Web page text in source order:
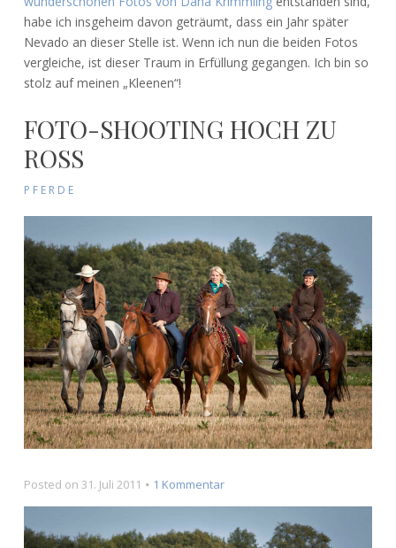
habe ich insgeheim davon geträumt, dass ein Jahr später
Nevado an dieser Stelle ist. Wenn ich nun die beiden Fotos
vergleiche, ist dieser Traum in Erfüllung gegangen. Ich bin so
stolz auf meinen „Kleenen“!
FOTO-SHOOTING HOCH ZU
ROSS
PFERDE
Posted on 31. Juli 2011 1 Kommentarzu
hoch